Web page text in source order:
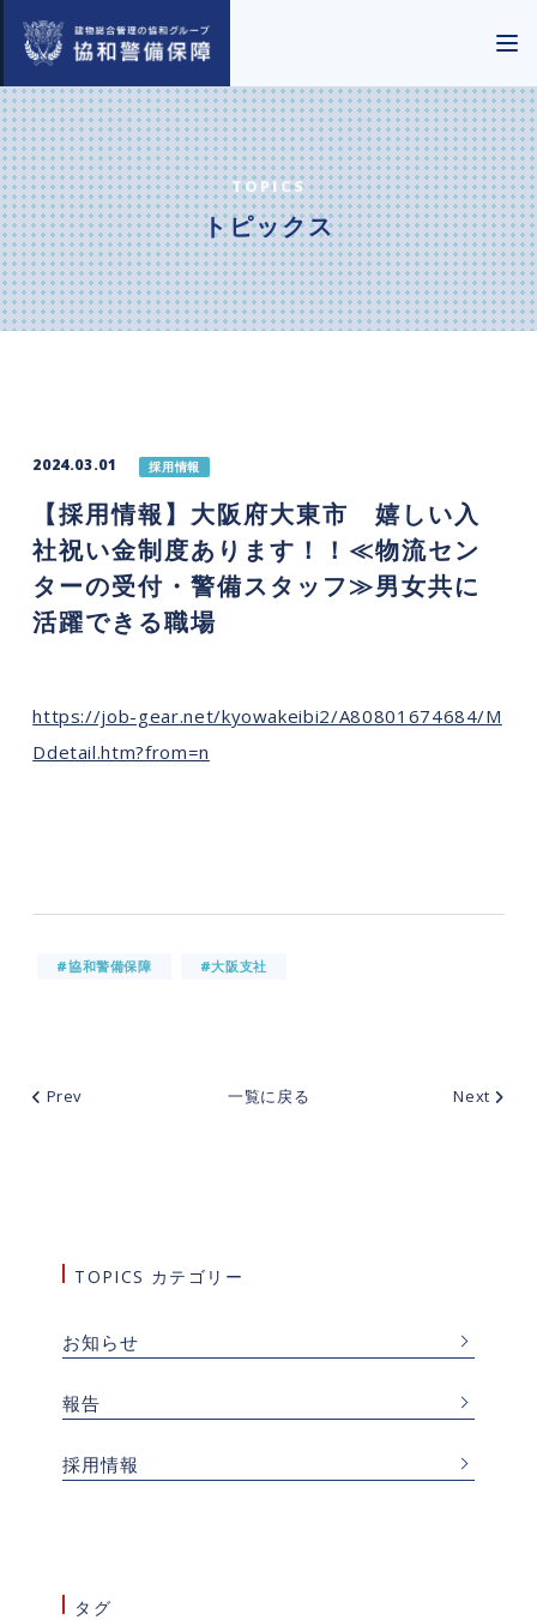
TOPICS
トピックス
TOPICS カテゴリー
お知らせ
報告
採用情報
タグ
2024.03.01 採用情報
【採用情報】大阪府大東市 嬉しい入
社祝い金制度あります！！≪物流セン
ターの受付・警備スタッフ≫男女共に
活躍できる職場
https://job-gear.net/kyowakeibi2/A80801674684/M
Ddetail.htm?from=n
#協和警備保障 #大阪支社
Prev 一覧に戻る Next